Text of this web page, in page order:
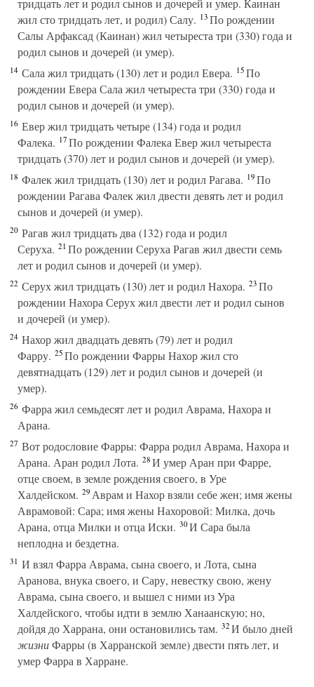
тридцать лет и родил сынов и дочерей и умер. Каинан
жил сто тридцать лет, и родил) Салу. 13По рождении
Салы Арфаксад (Каинан) жил четыреста три (330) года и
родил сынов и дочерей (и умер).
14 Сала жил тридцать (130) лет и родил Евера. 15По
рождении Евера Сала жил четыреста три (330) года и
родил сынов и дочерей (и умер).
16 Евер жил тридцать четыре (134) года и родил
Фалека. 17По рождении Фалека Евер жил четыреста
тридцать (370) лет и родил сынов и дочерей (и умер).
18 Фалек жил тридцать (130) лет и родил Рагава. 19По
рождении Рагава Фалек жил двести девять лет и родил
сынов и дочерей (и умер).
20 Рагав жил тридцать два (132) года и родил
Серуха. 21По рождении Серуха Рагав жил двести семь
лет и родил сынов и дочерей (и умер).
22 Серух жил тридцать (130) лет и родил Нахора. 23По
рождении Нахора Серух жил двести лет и родил сынов
и дочерей (и умер).
24 Нахор жил двадцать девять (79) лет и родил
Фарру. 25По рождении Фарры Нахор жил сто
девятнадцать (129) лет и родил сынов и дочерей (и
умер).
26 Фарра жил семьдесят лет и родил Аврама, Нахора и
Арана.
27 Вот родословие Фарры: Фарра родил Аврама, Нахора и
Арана. Аран родил Лота. 28И умер Аран при Фарре,
отце своем, в земле рождения своего, в Уре
Халдейском. 29Аврам и Нахор взяли себе жен; имя жены
Аврамовой: Сара; имя жены Нахоровой: Милка, дочь
Арана, отца Милки и отца Иски. 30И Сара была
неплодна и бездетна.
31 И взял Фарра Аврама, сына своего, и Лота, сына
Аранова, внука своего, и Сару, невестку свою, жену
Аврама, сына своего, и вышел с ними из Ура
Халдейского, чтобы идти в землю Ханаанскую; но,
дойдя до Харрана, они остановились там. 32И было дней
жизниФарры (в Харранской земле) двести пять лет, и
умер Фарра в Харране.